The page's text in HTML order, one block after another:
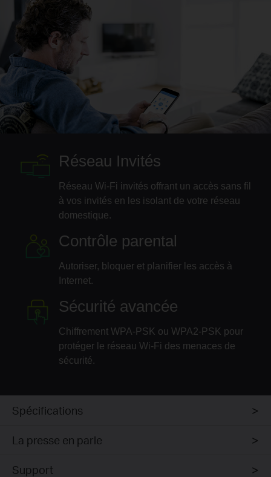
Réseau Invités
Réseau Wi-Fi invités offrant un accès sans fil
à vos invités en les isolant de votre réseau
domestique.
Contrôle parental
Autoriser, bloquer et planifier les accès à
Internet.
Sécurité avancée
Chiffrement WPA-PSK ou WPA2-PSK pour
protéger le réseau Wi-Fi des menaces de
sécurité.
Spécifications
La presse en parle
Support